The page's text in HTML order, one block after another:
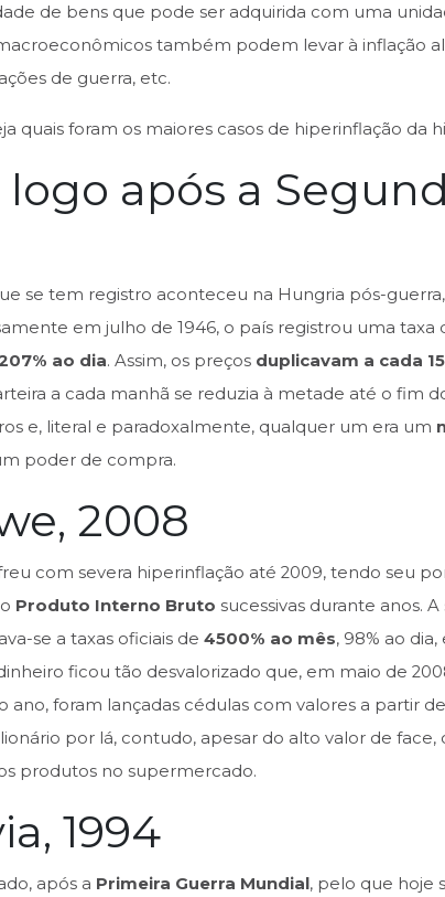
de bens que pode ser adquirida com uma
também podem levar à inflação
de guerra, etc.
quais foram os maiores casos de hiperinflação da
logo após a
se tem registro aconteceu na Hungria pós-
em julho de 1946, o país registrou uma taxa
ao dia. Assim, os preços duplicavam a cada
a cada manhã se reduzia à metade até o fim
e, literal e paradoxalmente, qualquer um era um
poder de compra.
2008
com severa hiperinflação até 2009, tendo seu
Produto Interno Bruto sucessivas durante anos.
se a taxas oficiais de 4500% ao mês, 98% ao
ficou tão desvalorizado que, em maio de
ano, foram lançadas cédulas com valores a partir
por lá, contudo, apesar do alto valor de face,
produtos no supermercado.
1994
após a Primeira Guerra Mundial, pelo que hoje